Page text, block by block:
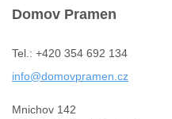
Domov Pramen
Tel.: +420 354 692 134
info@domovpramen .cz
Mnichov 142